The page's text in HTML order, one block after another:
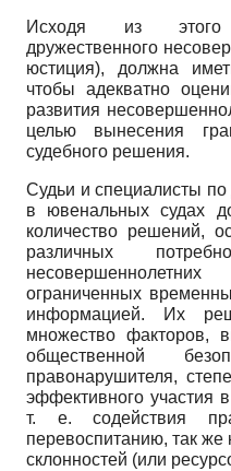
Исходя из этого
дружественного
юстиция), должна
чтобы адекватно
развития
целью вынесения
судебного решения.
Судьи и специалисты
в ювенальных судах
количество решений,
различных
ограниченных
информацией. Их
множество факторов,
общественной
правонарушителя,
эффективного участия
т. е. содействия
перевоспитанию, так же
склонностей (или